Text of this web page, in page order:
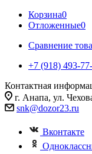
Корзина0
Отложенные0
Сравнение
+7 (918) 493-
Контактная
г. Анапа, ул.
snk@dozor23.ru
Вконтакте